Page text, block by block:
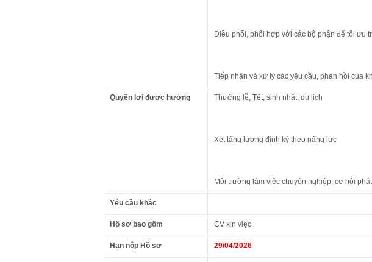
Điều phối, phối hợp với các bộ phận để tối ưu
Tiếp nhận và xử lý các yêu cầu, phản hồi của
Quyền lợi được hưởng Thưởng lễ, Tết, sinh nhật, du lịch
Xét tăng lương định kỳ theo năng lực
Môi trường làm việc chuyên nghiệp, cơ hội
Yêu cầu khác
Hồ sơ bao gồm CV xin việc
Hạn nộp Hồ sơ 29/04/2026